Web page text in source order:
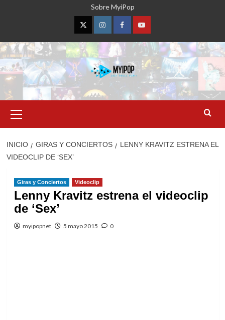
Sobre MyiPop
TwitterInstagramFacebookYouTube
primario
INICIO GIRAS Y CONCIERTOS
LENNY KRAVITZ ESTRENA EL
VIDEOCLIP DE ‘SEX’
Giras y Conciertos Videoclip
Lenny Kravitz estrena el videoclip
de ‘Sex’
myipopnet 5 mayo 2015 0